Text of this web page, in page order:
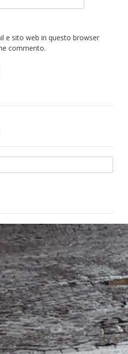
e sito web in questo browser
commento.